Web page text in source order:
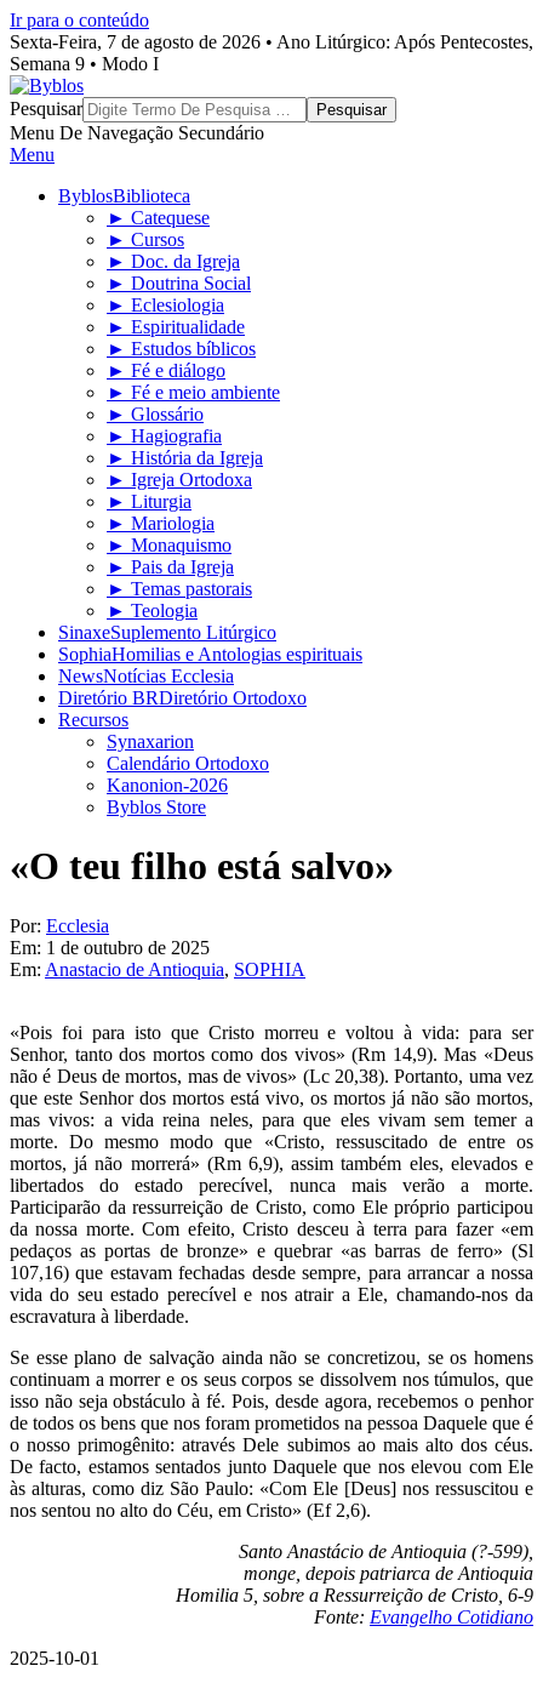
Ir para o conteúdo
Sexta-Feira, 7 de agosto de 2026 • Ano Litúrgico: Após Pentecostes,
Semana 9 • Modo I
Byblos
Pesquisar
Menu De Navegação Secundário
Menu
ByblosBiblioteca
► Catequese
► Cursos
► Doc. da Igreja
► Doutrina Social
► Eclesiologia
► Espiritualidade
► Estudos bíblicos
► Fé e diálogo
► Fé e meio ambiente
► Glossário
► Hagiografia
► História da Igreja
► Igreja Ortodoxa
► Liturgia
► Mariologia
► Monaquismo
► Pais da Igreja
► Temas pastorais
► Teologia
SinaxeSuplemento Litúrgico
SophiaHomilias e Antologias espirituais
NewsNotícias Ecclesia
Diretório BRDiretório Ortodoxo
Recursos
Synaxarion
Calendário Ortodoxo
Kanonion-2026
Byblos Store
«O teu filho está salvo»
Por: Ecclesia
Em: 1 de outubro de 2025
Em: Anastacio de Antioquia, SOPHIA
«Pois foi para isto que Cristo morreu e voltou à vida: para ser
Senhor, tanto dos mortos como dos vivos» (Rm 14,9). Mas «Deus
não é Deus de mortos, mas de vivos» (Lc 20,38). Portanto, uma vez
que este Senhor dos mortos está vivo, os mortos já não são mortos,
mas vivos: a vida reina neles, para que eles vivam sem temer a
morte. Do mesmo modo que «Cristo, ressuscitado de entre os
mortos, já não morrerá» (Rm 6,9), assim também eles, elevados e
libertados do estado perecível, nunca mais verão a morte.
Participarão da ressurreição de Cristo, como Ele próprio participou
da nossa morte. Com efeito, Cristo desceu à terra para fazer «em
pedaços as portas de bronze» e quebrar «as barras de ferro» (Sl
107,16) que estavam fechadas desde sempre, para arrancar a nossa
vida do seu estado perecível e nos atrair a Ele, chamando-nos da
escravatura à liberdade.
Se esse plano de salvação ainda não se concretizou, se os homens
continuam a morrer e os seus corpos se dissolvem nos túmulos, que
isso não seja obstáculo à fé. Pois, desde agora, recebemos o penhor
de todos os bens que nos foram prometidos na pessoa Daquele que é
o nosso primogênito: através Dele subimos ao mais alto dos céus.
De facto, estamos sentados junto Daquele que nos elevou com Ele
às alturas, como diz São Paulo: «Com Ele [Deus] nos ressuscitou e
nos sentou no alto do Céu, em Cristo» (Ef 2,6).
Santo Anastácio de Antioquia (?-599),
monge, depois patriarca de Antioquia
Homilia 5, sobre a Ressurreição de Cristo, 6-9
Fonte: Evangelho Cotidiano
2025-10-01